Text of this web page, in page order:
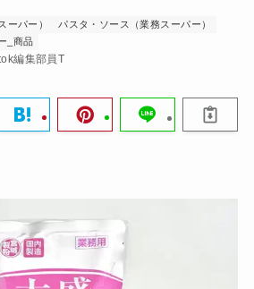
ーパー）
パスタ・ソース（業務スーパー）
_商品
編集部員T